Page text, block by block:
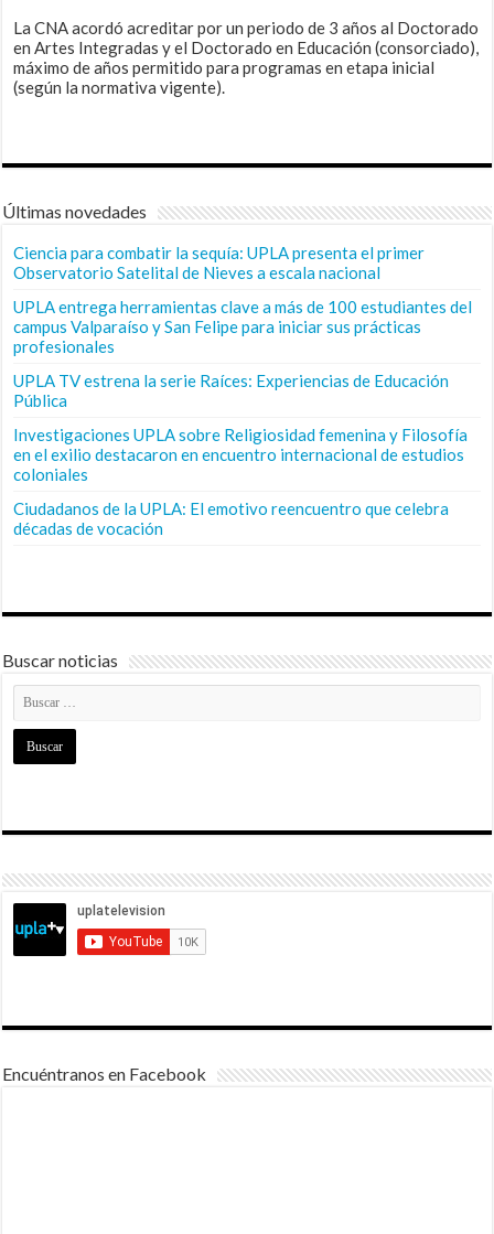
La CNA acordó acreditar por un periodo de 3 años al Doctorado
en Artes Integradas y el Doctorado en Educación (consorciado),
máximo de años permitido para programas en etapa inicial
(según la normativa vigente).
Últimas novedades
Ciencia para combatir la sequía: UPLA presenta el primer
Observatorio Satelital de Nieves a escala nacional
UPLA entrega herramientas clave a más de 100 estudiantes del
campus Valparaíso y San Felipe para iniciar sus prácticas
profesionales
UPLA TV estrena la serie Raíces: Experiencias de Educación
Pública
Investigaciones UPLA sobre Religiosidad femenina y Filosofía
en el exilio destacaron en encuentro internacional de estudios
coloniales
Ciudadanos de la UPLA: El emotivo reencuentro que celebra
décadas de vocación
Buscar noticias
Encuéntranos en Facebook